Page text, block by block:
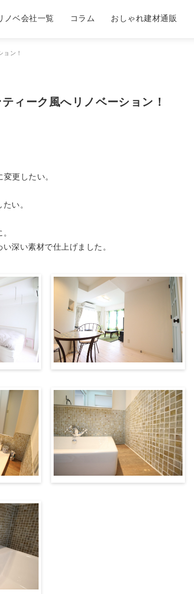
ノベ会社一覧 コラム おしゃれ建材通販
ン！
ィーク風へリノベーション！
更したい。
い。
深い素材で仕上げました。